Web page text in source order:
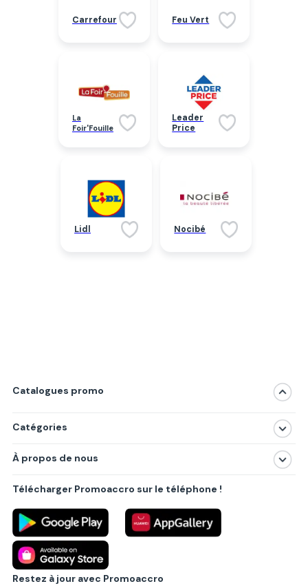
Carrefour Feu Vert
La
Foir'Fouille
Leader
Price
Lidl Nocibé
Catalogues promo
Catégories
Produits
Villes principales
À propos de nous
Politique de confidentialité
Règlements
Partenariat B2B
Blog
Contact
Télécharger Promoaccro sur le téléphone !
Restez à jour avec Promoaccro